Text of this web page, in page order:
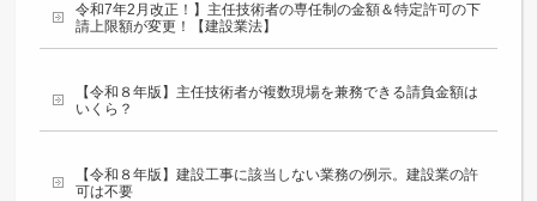
令和7年2月改正！】主任技術者の専任制の金額＆特定許可の下
請上限額が変更！【建設業法】
【令和８年版】主任技術者が複数現場を兼務できる請負金額は
いくら？
【令和８年版】建設工事に該当しない業務の例示。建設業の許
可は不要